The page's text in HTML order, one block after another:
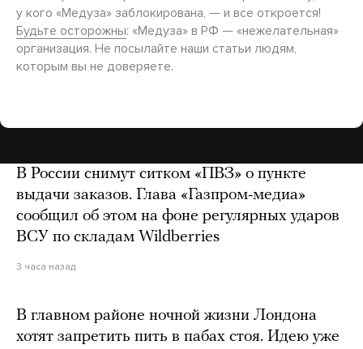
у кого «Медуза» заблокирована, — и все откроется!
Будьте осторожны: «Медуза» в РФ — «нежелательная»
организация. Не посылайте наши статьи людям,
которым вы не доверяете.
В России снимут ситком «ПВЗ» о пункте
выдачи заказов. Глава «Газпром-медиа»
сообщил об этом на фоне регулярных ударов
ВСУ по складам Wildberries
3 часа назад
В главном районе ночной жизни Лондона
хотят запретить пить в пабах стоя. Идею уже